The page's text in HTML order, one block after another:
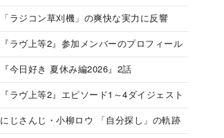
「ラジコン草刈機」の爽快な実力に反響
『ラヴ上等2』参加メンバーのプロフィール
『今日好き 夏休み編2026』2話
『ラヴ上等2』エピソード1～4ダイジェスト
にじさんじ・小柳ロウ 「自分探し」の軌跡